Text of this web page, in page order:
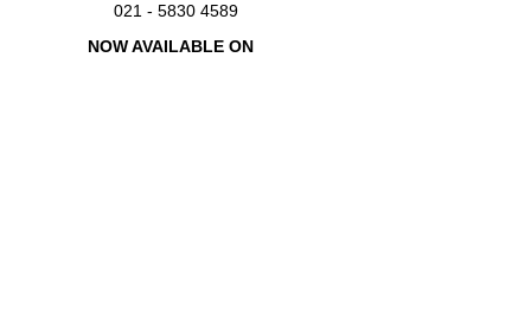
021 - 5830 4589
NOW AVAILABLE ON